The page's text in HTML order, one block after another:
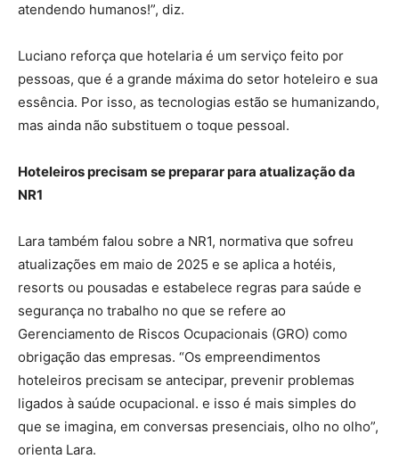
atendendo humanos!”, diz.
Luciano reforça que hotelaria é um serviço feito por
pessoas, que é a grande máxima do setor hoteleiro e sua
essência. Por isso, as tecnologias estão se humanizando,
mas ainda não substituem o toque pessoal.
Hoteleiros precisam se preparar para atualização da
NR1
Lara também falou sobre a NR1, normativa que sofreu
atualizações em maio de 2025 e se aplica a hotéis,
resorts ou pousadas e estabelece regras para saúde e
segurança no trabalho no que se refere ao
Gerenciamento de Riscos Ocupacionais (GRO) como
obrigação das empresas. “Os empreendimentos
hoteleiros precisam se antecipar, prevenir problemas
ligados à saúde ocupacional. e isso é mais simples do
que se imagina, em conversas presenciais, olho no olho”,
orienta Lara.